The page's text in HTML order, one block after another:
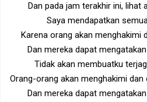
Dan pada jam terakhir ini, lihat
Saya mendapatkan
Karena orang akan menghakimi
Dan mereka dapat
Tidak akan membuatku
Orang-orang akan menghakimi
Dan mereka dapat